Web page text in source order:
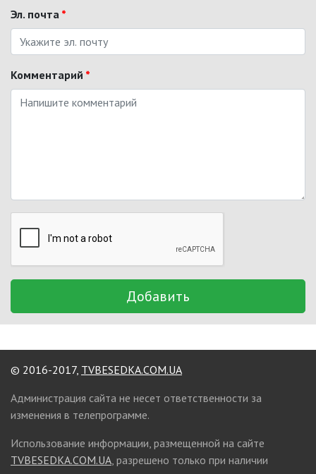
Эл. почта *
Комментарий *
Добавить
© 2016-2017, TVBESEDKA.COM.UA
Администрация сайта не несет ответственности за
изменения в телепрограмме.
Использование информации, размещенной на сайте
TVBESEDKA.COM.UA, разрешено только при наличии